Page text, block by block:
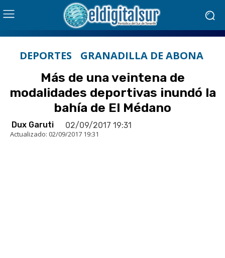
DEPORTES GRANADILLA DE ABONA
Más de una veintena de
modalidades deportivas inundó la
bahía de El Médano
Dux Garuti 02/09/2017 19:31
Actualizado: 02/09/2017 19:31